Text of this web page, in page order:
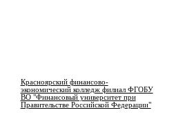
Красноярский финансово-
экономический колледж филиал ФГОБУ
ВО "Финансовый университет при
Правительстве Российской Федерации"